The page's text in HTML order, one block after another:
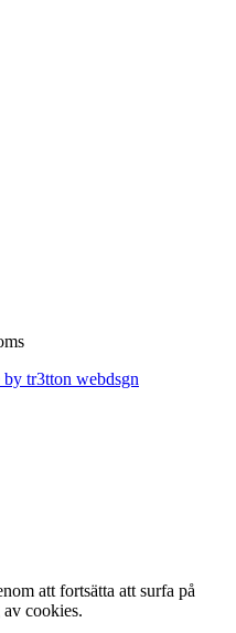
by tr3tton webdsgn
att fortsätta att surfa på
cookies.